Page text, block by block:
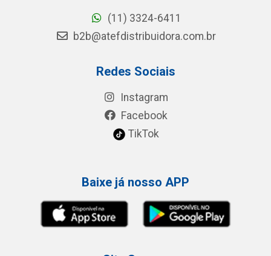
(11) 3324-6411
b2b@atefdistribuidora.com.br
Redes Sociais
Instagram
Facebook
TikTok
Baixe já nosso APP